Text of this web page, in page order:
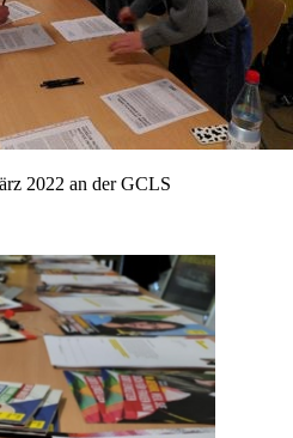
2022 an der GCLS